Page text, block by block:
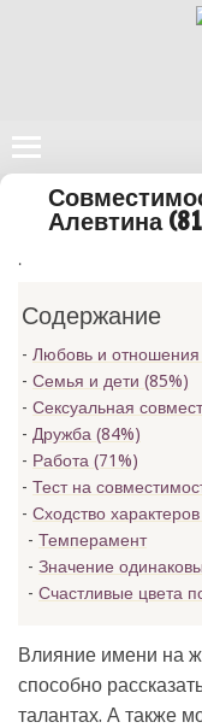
Поиск
сайте
Алевтина
.
Содержание
Любовь и отношения
Семья и дети (85%)
Сексуальная
Дружба (84%)
Работа (71%)
Тест на
Сходство
Темперамент
Значение
Счастливые цвета
Влияние имени на
способно
талантах. А также